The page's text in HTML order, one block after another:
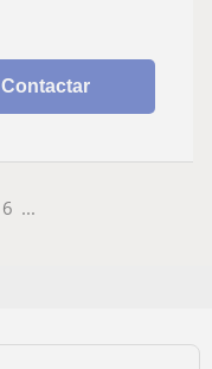
Contactar
6 ...